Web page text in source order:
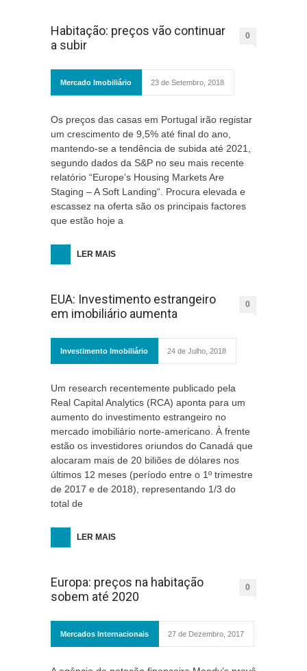
Habitação: preços vão continuar
a subir
0
Mercado Imobiliário 23 de Setembro, 2018
Os preços das casas em Portugal irão registar
um crescimento de 9,5% até final do ano,
mantendo-se a tendência de subida até 2021,
segundo dados da S&P no seu mais recente
relatório “Europe’s Housing Markets Are
Staging – A Soft Landing“. Procura elevada e
escassez na oferta são os principais factores
que estão hoje a
LER MAIS
EUA: Investimento estrangeiro
em imobiliário aumenta
0
Investimento Imobiliário 24 de Julho, 2018
Um research recentemente publicado pela
Real Capital Analytics (RCA) aponta para um
aumento do investimento estrangeiro no
mercado imobiliário norte-americano. À frente
estão os investidores oriundos do Canadá que
alocaram mais de 20 biliões de dólares nos
últimos 12 meses (período entre o 1º trimestre
de 2017 e de 2018), representando 1/3 do
total de
LER MAIS
Europa: preços na habitação
sobem até 2020
0
Mercados Internacionais 27 de Dezembro, 2017